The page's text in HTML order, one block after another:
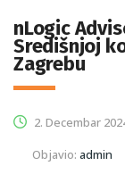
nLogic
Središnjoj
Zagrebu
2. Decembar
Objavio: admin